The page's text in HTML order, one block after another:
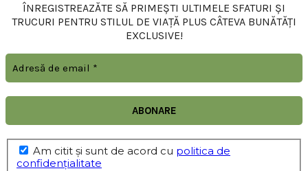
ÎNREGISTREAZĂTE SĂ PRIMEȘTI ULTIMELE SFATURI ȘI
TRUCURI PENTRU STILUL DE VIAȚĂ PLUS CÂTEVA BUNĂTĂȚI
EXCLUSIVE!
Am citit şi sunt de acord cu politica de
confidențialitate